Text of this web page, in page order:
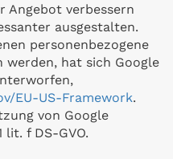
Angebot verbessern
ausgestalten.
personenbezogene
werden, hat sich Google
EU-US-Framework.
von Google
lit. f DS-GVO.